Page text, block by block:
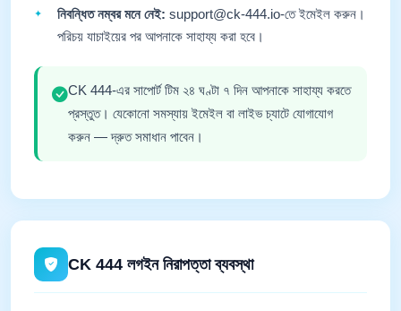
নিবন্ধিত নম্বর মনে নেই: support@ck-444.io-তে ইমেইল করুন।
পরিচয় যাচাইয়ের পর আপনাকে সাহায্য করা হবে।
CK 444-এর সাপোর্ট টিম ২৪ ঘণ্টা ৭ দিন আপনাকে সাহায্য করতে
প্রস্তুত। যেকোনো সমস্যায় ইমেইল বা লাইভ চ্যাটে যোগাযোগ
করুন — দ্রুত সমাধান পাবেন।
CK 444 লগইন নিরাপত্তা ব্যবস্থা